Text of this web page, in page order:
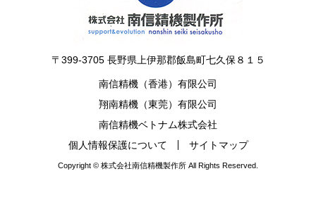
〒399-3705 長野県上伊那郡飯島町七久保８１５
南信精機（香港）有限公司
翔南精機（東莞）有限公司
南信精機ベトナム株式会社
個人情報保護について
サイトマップ
Copyright © 株式会社南信精機製作所 All Rights Reserved.